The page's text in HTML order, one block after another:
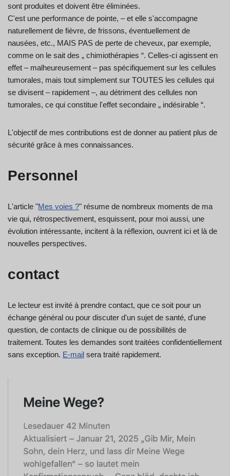
sont produites et doivent être éliminées.
C'est une performance de pointe, – et elle s'accompagne
naturellement de fièvre, de frissons, éventuellement de
nausées, etc., MAIS PAS de perte de cheveux, par exemple,
comme on le sait des „ chimiothérapies “. Celles-ci agissent en
effet – malheureusement – pas spécifiquement sur les cellules
tumorales, mais tout simplement sur TOUTES les cellules qui
se divisent – rapidement –, au détriment des cellules non
tumorales, ce qui constitue l'effet secondaire „ indésirable “.
L'objectif de mes contributions est de donner au patient plus de
sécurité grâce à mes connaissances.
Personnel
L'article "Mes voies ?" résume de nombreux moments de ma
vie qui, rétrospectivement, esquissent, pour moi aussi, une
évolution intéressante, incitent à la réflexion, ouvrent ici et là de
nouvelles perspectives.
contact
Le lecteur est invité à prendre contact, que ce soit pour un
échange général ou pour discuter d'un sujet de santé, d'une
question, de contacts de clinique ou de possibilités de
traitement. Toutes les demandes sont traitées confidentiellement
sans exception. E-mail sera traité rapidement.
Swedish